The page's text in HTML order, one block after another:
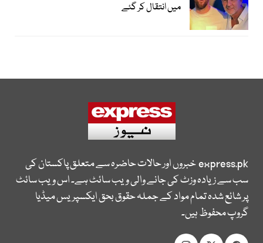
میں انتقال کر گئے
express.pkخبروں اور حالات حاضرہ سے متعلق پاکستان کی
سب سے زیادہ وزٹ کی جانے والی ویب سائٹ ہے۔ اس ویب سائٹ
پر شائع شدہ تمام مواد کے جملہ حقوق بحق ایکسپریس میڈیا
گروپ محفوظ ہیں۔